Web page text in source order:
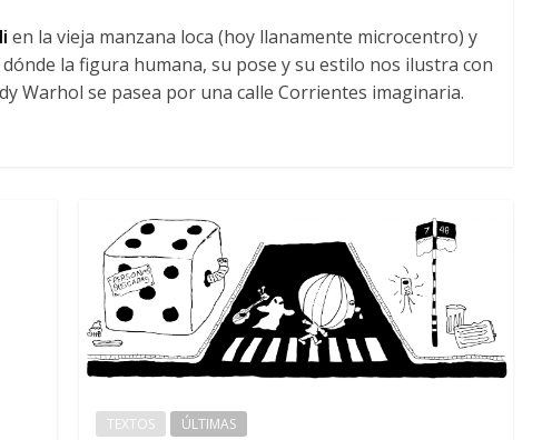
en la vieja manzana loca (hoy llanamente microcentro) y
la figura humana, su pose y su estilo nos ilustra con
Warhol se pasea por una calle Corrientes imaginaria.
TEXTOS ÚLTIMAS